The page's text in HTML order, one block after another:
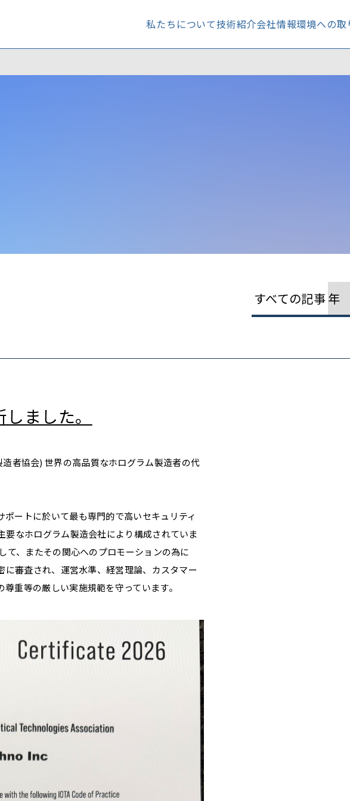
私たちについて技術紹介会社情報環境への取
すべての記事
ました。
者協会) 世界の高品質なホログラム製造者の代
ートに於いて最も専門的で高いセキュリティ
なホログラム製造会社により構成されていま
て、またその関心へのプロモーションの為に
審査され、運営水準、経営理論、カスタマー
重等の厳しい実施規範を守っています。